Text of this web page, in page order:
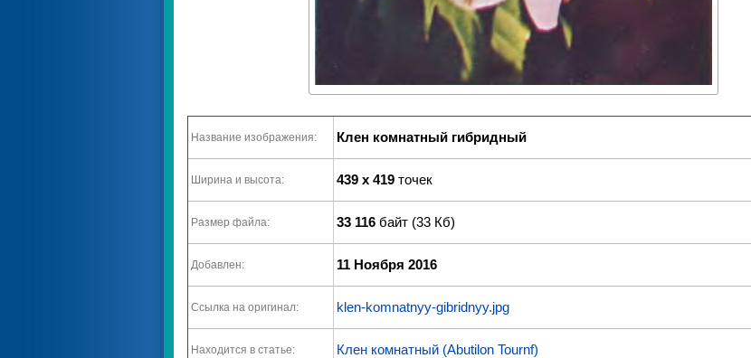
Название изображения: Клен комнатный гибридный
Ширина и высота: 439 x 419 точек
Размер файла: 33 116 байт (33 Кб)
Добавлен: 11 Ноября 2016
Ссылка на оригинал: klen-komnatnyy-gibridnyy.jpg
Находится в статье: Клен комнатный (Abutilon Tournf)